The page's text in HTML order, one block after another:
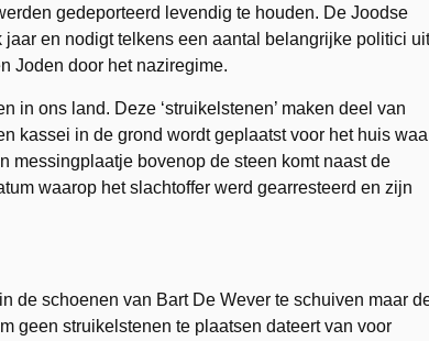
gedeporteerd levendig te houden. De Joodse
en nodigt telkens een aantal belangrijke politici uit
Joden door het naziregime.
in ons land. Deze ‘struikelstenen’ maken deel van
kassei in de grond wordt geplaatst voor het huis
messingplaatje bovenop de steen komt naast de
waarop het slachtoffer werd gearresteerd en zijn
de schoenen van Bart De Wever te schuiven maar
geen struikelstenen te plaatsen dateert van voor